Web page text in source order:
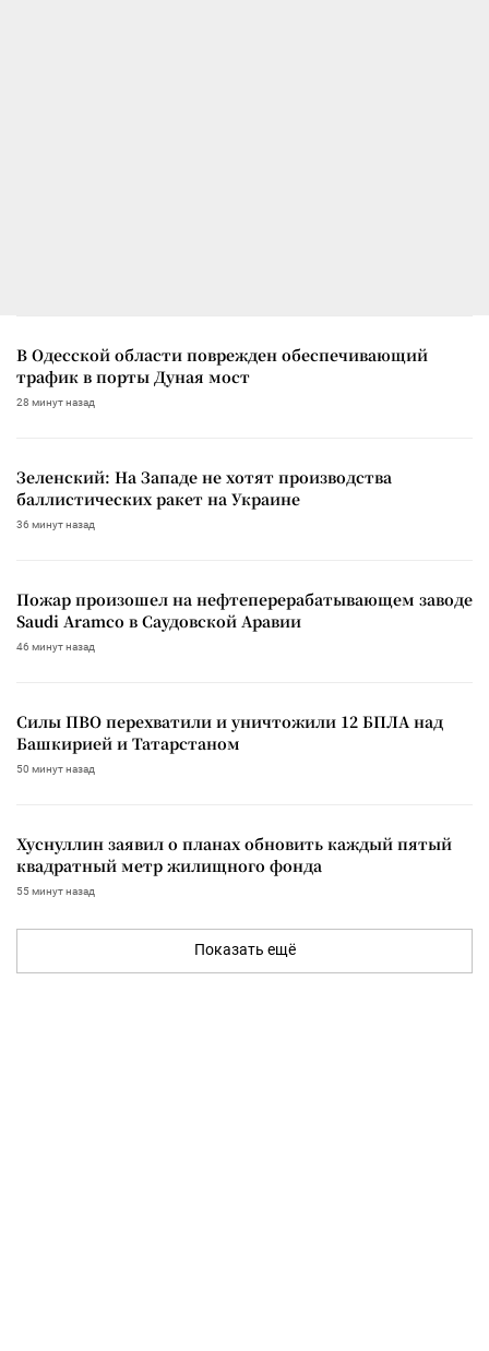
В Одесской области поврежден обеспечивающий
трафик в порты Дуная мост
28 минут назад
Зеленский: На Западе не хотят производства
баллистических ракет на Украине
36 минут назад
Пожар произошел на нефтеперерабатывающем заводе
Saudi Aramco в Саудовской Аравии
46 минут назад
Силы ПВО перехватили и уничтожили 12 БПЛА над
Башкирией и Татарстаном
50 минут назад
Хуснуллин заявил о планах обновить каждый пятый
квадратный метр жилищного фонда
55 минут назад
Показать ещё